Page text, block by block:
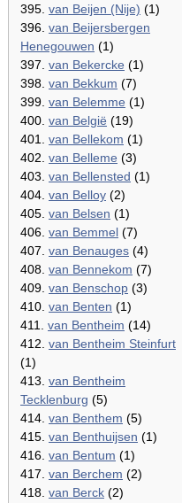
395. van Beijen (Nije) (1)
396. van Beijersbergen
Henegouwen (1)
397. van Bekercke (1)
398. van Bekkum (7)
399. van Belemme (1)
400. van België (19)
401. van Bellekom (1)
402. van Belleme (3)
403. van Bellensted (1)
404. van Belloy (2)
405. van Belsen (1)
406. van Bemmel (7)
407. van Benauges (4)
408. van Bennekom (7)
409. van Benschop (3)
410. van Benten (1)
411. van Bentheim (14)
412. van Bentheim Steinfurt
(1)
413. van Bentheim
Tecklenburg (5)
414. van Benthem (5)
415. van Benthuijsen (1)
416. van Bentum (1)
417. van Berchem (2)
418. van Berck (2)